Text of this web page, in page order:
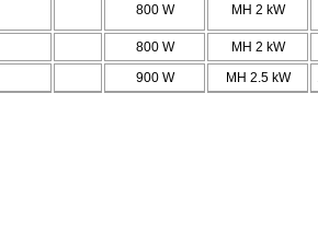
800 W MH 2 kW
800 W MH 2 kW
900 W MH 2.5 kW